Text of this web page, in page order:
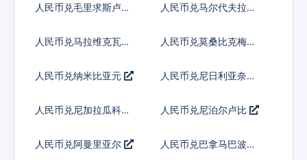
人民币兑毛里求斯卢比
人民币兑马尔代夫拉菲
人民币兑马拉维克瓦查
人民币兑莫桑比克梅蒂
人民币兑纳米比亚元 人民币兑尼日利亚奈拉
人民币兑尼加拉瓜科多
人民币兑尼泊尔卢比
人民币兑阿曼里亚尔 人民币兑巴拿马巴波亚